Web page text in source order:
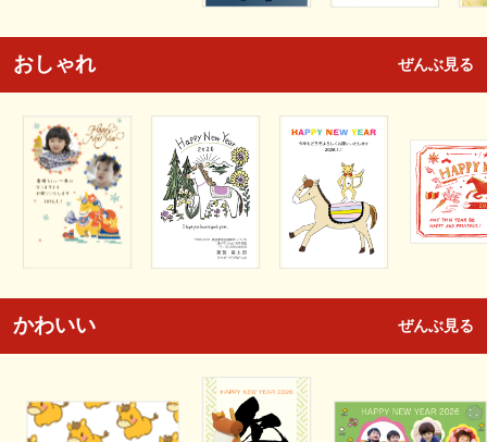
おしゃれ ぜんぶ見る
かわいい ぜんぶ見る